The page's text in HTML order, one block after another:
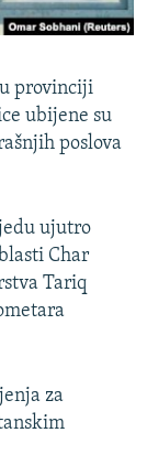
provinciji
ubijene su
poslova
ujutro
Char
Tariq
za